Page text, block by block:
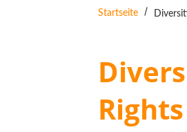
Startseite